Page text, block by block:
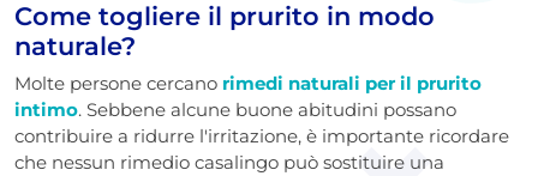
Come togliere il prurito in modo
naturale?
Molte persone cercano rimedi naturali per il prurito
intimo. Sebbene alcune buone abitudini possano
contribuire a ridurre l'irritazione, è importante ricordare
che nessun rimedio casalingo può sostituire una